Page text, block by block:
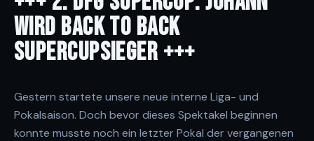
WIRD BACK TO BACK
SUPERCUPSIEGER +++
Gestern startete unsere neue interne Liga- und
Pokalsaison. Doch bevor dieses Spektakel beginnen
konnte musste noch ein letzter Pokal der vergangenen